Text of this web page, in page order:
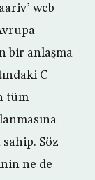
web
bir anlaşma
C
tüm
Söz
ne de